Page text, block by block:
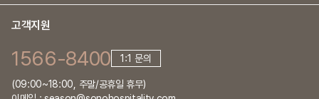
고객지원
1566-8400 1:1 문의
(09:00~18:00, 주말/공휴일 휴무)